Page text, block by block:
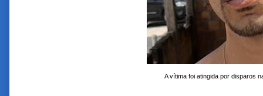
A vítima foi atingida por disparos